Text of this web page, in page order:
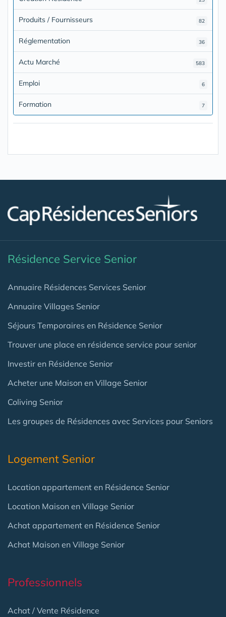
Produits / Fournisseurs 82
Réglementation 36
Actu Marché 583
Emploi 6
Formation 7
Résidence Service Senior
Annuaire Résidences Services Senior
Annuaire Villages Senior
Séjours Temporaires en Résidence Senior
Trouver une place en résidence service pour senior
Investir en Résidence Senior
Acheter une Maison en Village Senior
Coliving Senior
Les groupes de Résidences avec Services pour Seniors
Logement Senior
Location appartement en Résidence Senior
Location Maison en Village Senior
Achat appartement en Résidence Senior
Achat Maison en Village Senior
Professionnels
Achat / Vente Résidence